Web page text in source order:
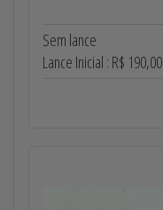
Sem lance
Lance Inicial : R$ 190,00